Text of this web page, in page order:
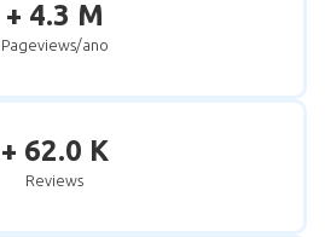
+ 4.3 M
Pageviews/ano
+ 62.0 K
Reviews